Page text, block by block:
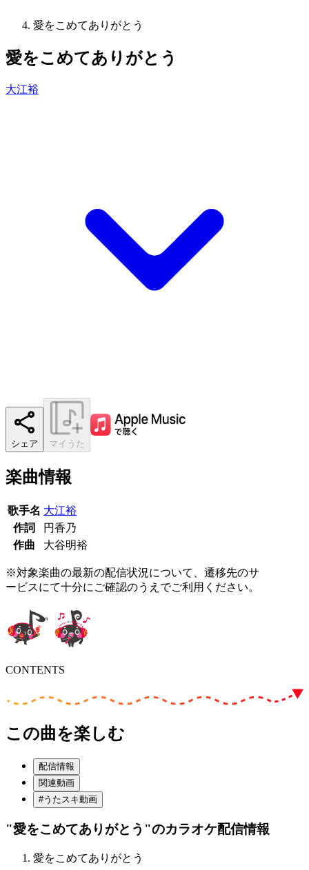
愛をこめてありがとう
愛をこめてありがとう
大江裕
シェア マイうた
楽曲情報
歌手名 大江裕
作詞
円香乃
作曲
大谷明裕
※対象楽曲の最新の配信状況について、遷移先のサ
ービスにて十分にご確認のうえでご利用ください。
CONTENTS
この曲を楽しむ
配信情報
関連動画
#うたスキ動画
"愛をこめてありがとう"のカラオケ配信情報
愛をこめてありがとう